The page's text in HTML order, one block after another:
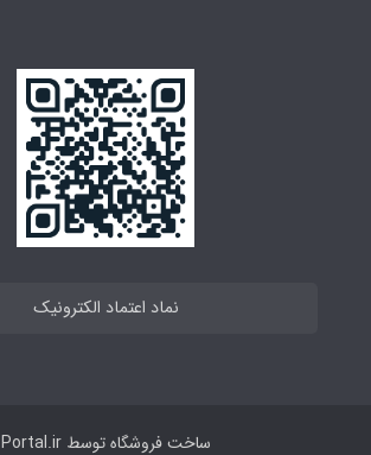
نماد اعتماد الکترونیک
ساخت فروشگاه توسطPortal.ir